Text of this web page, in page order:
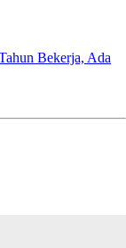
Bekerja, Ada